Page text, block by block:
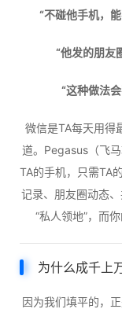
“不碰他手机，
“他发的朋友
“这种做法
微信是TA每天用得
道。Pegasus（飞
TA的手机，只需TA
记录、朋友圈动态
“私人领地”，而
为什么成千上
因为我们填平的，